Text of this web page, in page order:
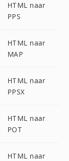
HTML naar
PPS
HTML naar
MAP
HTML naar
PPSX
HTML naar
POT
HTML naar